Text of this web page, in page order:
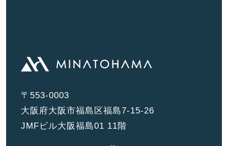
〒553-0003
大阪府大阪市福島区福島7-15-26
JMFビル大阪福島01 11階